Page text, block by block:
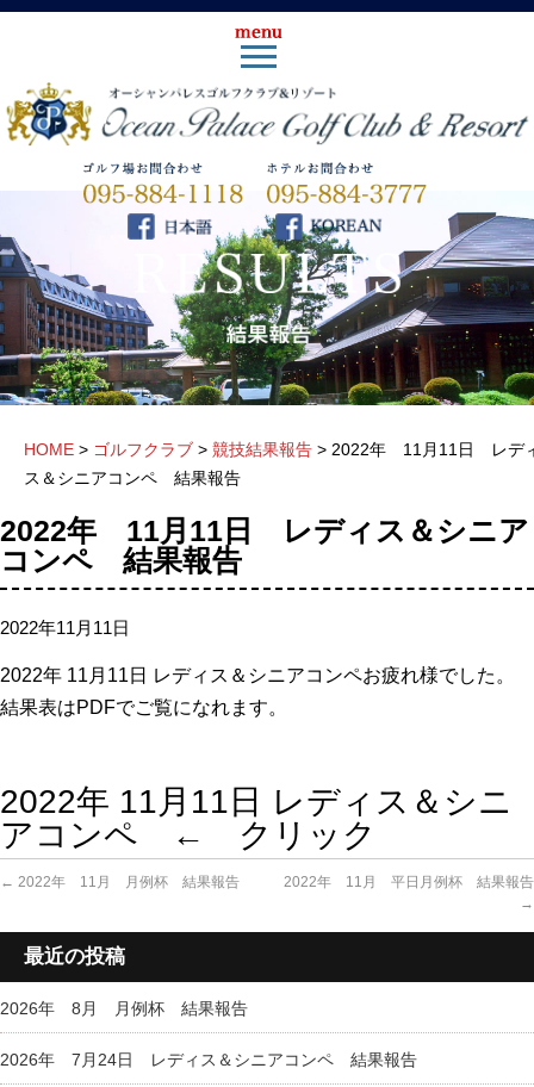
HOME > ゴルフクラブ > 競技結果報告 > 2022年 11月11日 レデ
ス＆シニアコンペ 結果報告
2022年 11月11日 レディス＆シニア
コンペ 結果報告
2022年11月11日
2022年 11月11日 レディス＆シニアコンペお疲れ様でした。
結果表はPDFでご覧になれます。
2022年 11月11日 レディス＆シニ
アコンペ ← クリック
← 2022年 11月 月例杯 結果報告
2022年 11月 平日月例杯 結果報告
→
最近の投稿
2026年 8月 月例杯 結果報告
2026年 7月24日 レディス＆シニアコンペ 結果報告